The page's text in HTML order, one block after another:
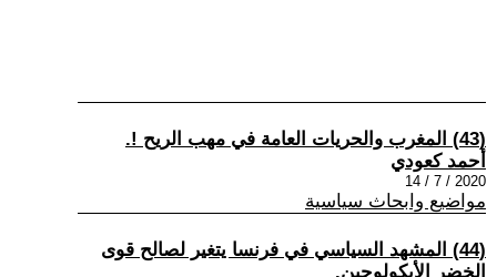
(43) المغرب والحريات العامة في مهب الريح !.
أحمد كعودي
2020 / 7 / 14
مواضيع وابحاث سياسية
(44) المشهد السياسي في فرنسا يتغير لصالح قوى
الخضر الأيكولوجين.